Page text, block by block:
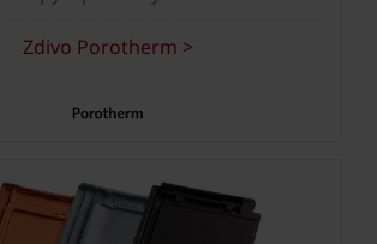
Zdivo Porotherm >